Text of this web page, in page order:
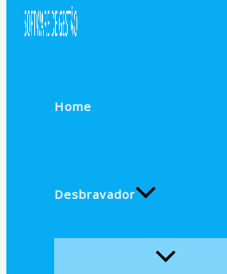
Home
Desbravador